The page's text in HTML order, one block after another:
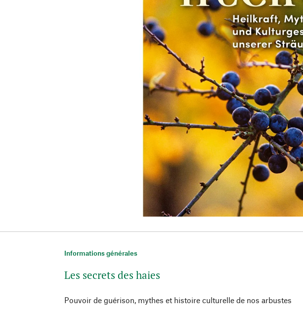
Informations générales
Les secrets des haies
Pouvoir de guérison, mythes et histoire culturelle de nos arbustes